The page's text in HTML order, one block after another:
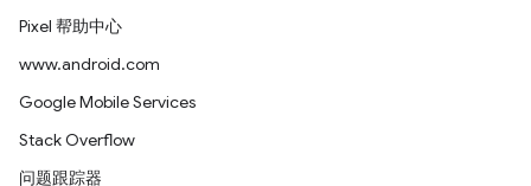
Pixel 帮助中心
www.android.com
Google Mobile Services
Stack Overflow
问题跟踪器